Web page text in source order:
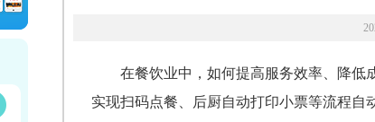
在餐饮业中，如何提高服务效率、降低
实现扫码点餐、后厨自动打印小票等流程